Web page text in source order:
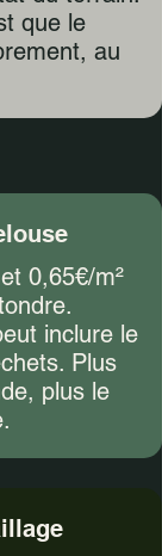
que le
au
0,65€/m²
inclure le
Plus
plus le